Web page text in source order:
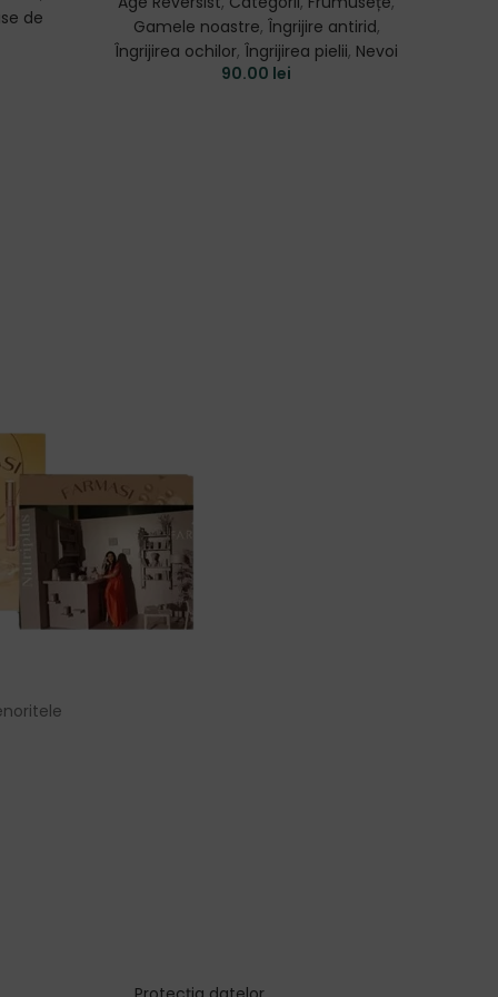
de
Gamele noastre, Îngrijire antirid,
Îngrijirea ochilor, Îngrijirea pielii, Nevoi
90.00 lei